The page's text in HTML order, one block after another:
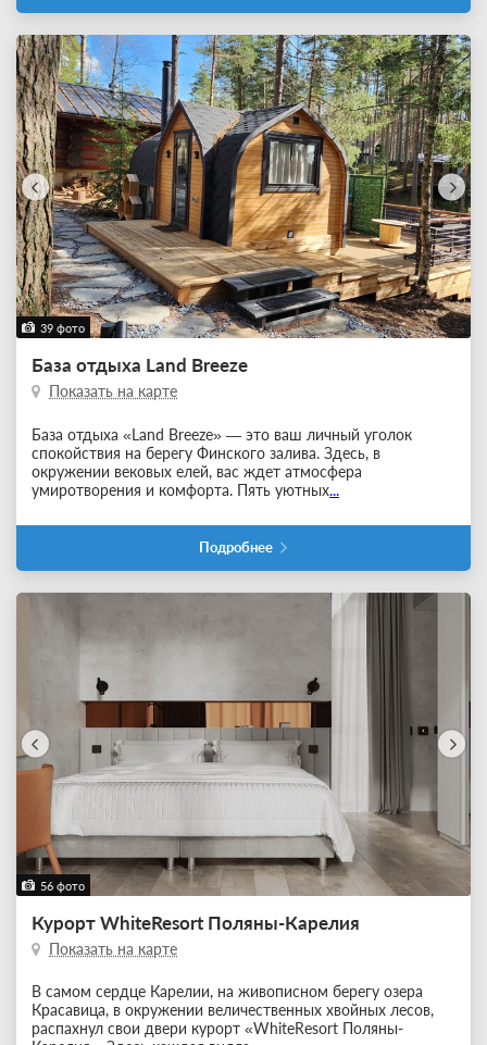
39 фото
База отдыха Land Breeze
Показать на карте
База отдыха «Land Breeze» — это ваш личный уголок
спокойствия на берегу Финского залива. Здесь, в
окружении вековых елей, вас ждет атмосфера
умиротворения и комфорта. Пять уютных...
Подробнее
56 фото
Курорт WhiteResort Поляны-Карелия
Показать на карте
В самом сердце Карелии, на живописном берегу озера
Красавица, в окружении величественных хвойных лесов,
распахнул свои двери курорт «WhiteResort Поляны-